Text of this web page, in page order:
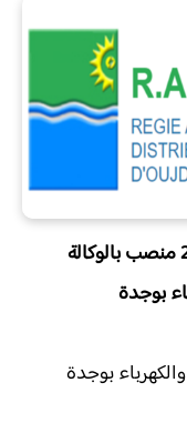
لوائح المدعوين لإجراء مباراة توظيف 24 منصب بالوكالة
بوجدة
بوجدة